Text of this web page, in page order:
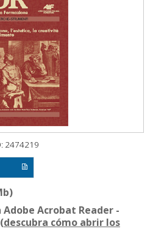
2474219
Acrobat Reader -
descubra cómo abrir los